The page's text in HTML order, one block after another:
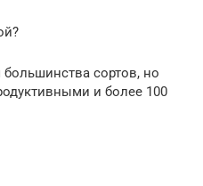
сортов, но
и более 100